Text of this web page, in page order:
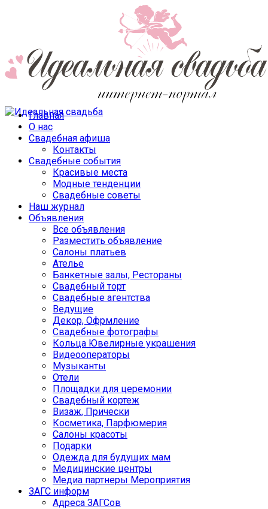
Главная
О нас
Свадебная афиша
Контакты
Свадебные события
Красивые места
Модные тенденции
Свадебные советы
Наш журнал
Объявления
Все объявления
Разместить объявление
Салоны платьев
Ателье
Банкетные залы, Рестораны
Свадебный торт
Свадебные агентства
Ведущие
Декор, Офрмление
Свадебные фотографы
Кольца Ювелирные украшения
Видеооператоры
Музыканты
Отели
Площадки для церемонии
Свадебный кортеж
Визаж, Прически
Косметика, Парфюмерия
Салоны красоты
Подарки
Одежда для будущих мам
Медицинские центры
Медиа партнеры Мероприятия
ЗАГС информ
Адреса ЗАГСов